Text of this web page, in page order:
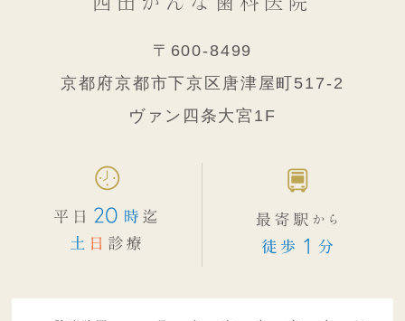
〒600-8499
京都府京都市下京区唐津屋町517-2
ヴァン四条大宮1F